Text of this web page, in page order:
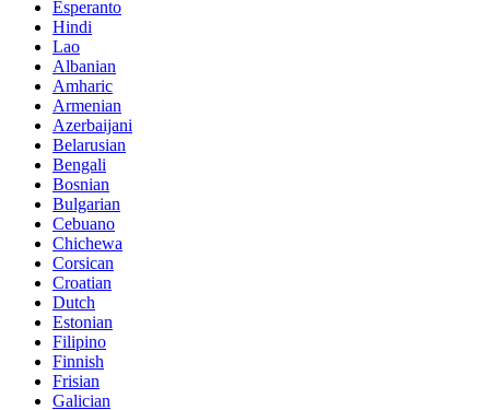
Esperanto
Hindi
Lao
Albanian
Amharic
Armenian
Azerbaijani
Belarusian
Bengali
Bosnian
Bulgarian
Cebuano
Chichewa
Corsican
Croatian
Dutch
Estonian
Filipino
Finnish
Frisian
Galician